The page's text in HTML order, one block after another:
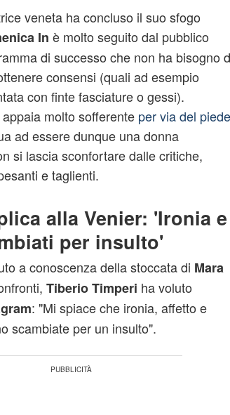
veneta ha concluso il suo sfogo
In è molto seguito dal pubblico
di successo che non ha bisogno
consensi (quali ad esempio
con finte fasciature o gessi).
molto sofferenteper via del piede
ad essere dunque una donna
si lascia sconfortare dalle critiche,
e taglienti.
alla Venier: 'Ironia e
per insulto'
a conoscenza della stoccata di Mara
Tiberio Timperi ha voluto
: "Mi spiace che ironia, affetto e
scambiate per un insulto".